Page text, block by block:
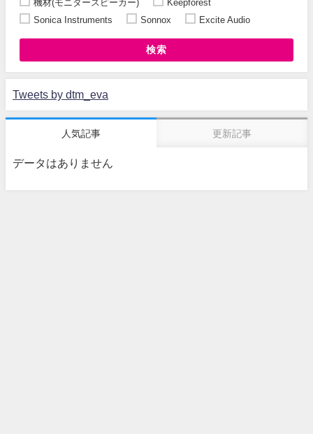
機材(モニタースピーカー)
Keepforest
Sonica Instruments
Sonnox Excite Audio
検索
Tweets by dtm_eva
人気記事 更新記事
データはありません